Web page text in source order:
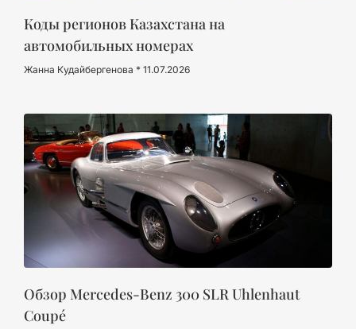
Коды регионов Казахстана на
автомобильных номерах
Жанна Кудайбергенова 11.07.2026
Обзор Mercedes-Benz 300 SLR Uhlenhaut
Coupé